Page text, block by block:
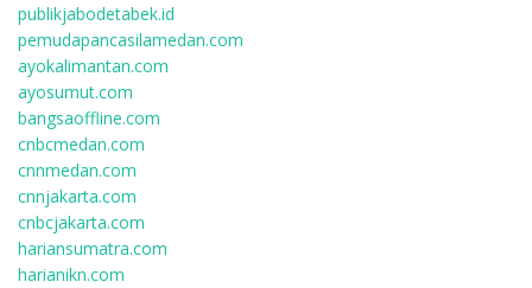
publikjabodetabek.id
pemudapancasilamedan.com
ayokalimantan.com
ayosumut.com
bangsaoffline.com
cnbcmedan.com
cnnmedan.com
cnnjakarta.com
cnbcjakarta.com
hariansumatra.com
harianikn.com